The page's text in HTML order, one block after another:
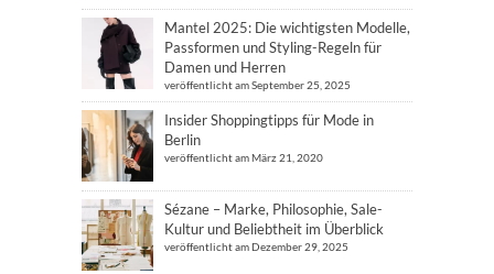
Mantel 2025: Die wichtigsten Modelle,
Passformen und Styling-Regeln für
Damen und Herren
veröffentlicht am September 25, 2025
Insider Shoppingtipps für Mode in
Berlin
veröffentlicht am März 21, 2020
Sézane – Marke, Philosophie, Sale-
Kultur und Beliebtheit im Überblick
veröffentlicht am Dezember 29, 2025